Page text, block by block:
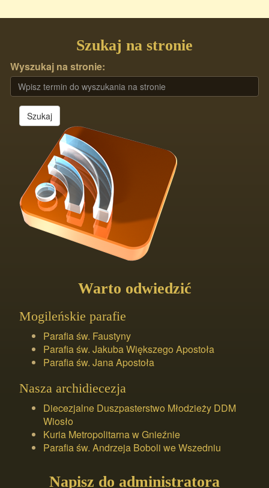
Szukaj na stronie
Wyszukaj na stronie:
Szukaj
Warto odwiedzić
Mogileńskie parafie
Parafia św. Faustyny
Parafia św. Jakuba Większego Apostoła
Parafia św. Jana Apostoła
Nasza archidiecezja
Diecezjalne Duszpasterstwo Młodzieży DDM
Wiosło
Kuria Metropolitarna w Gnieźnie
Parafia św. Andrzeja Boboli we Wszedniu
Napisz do administratora